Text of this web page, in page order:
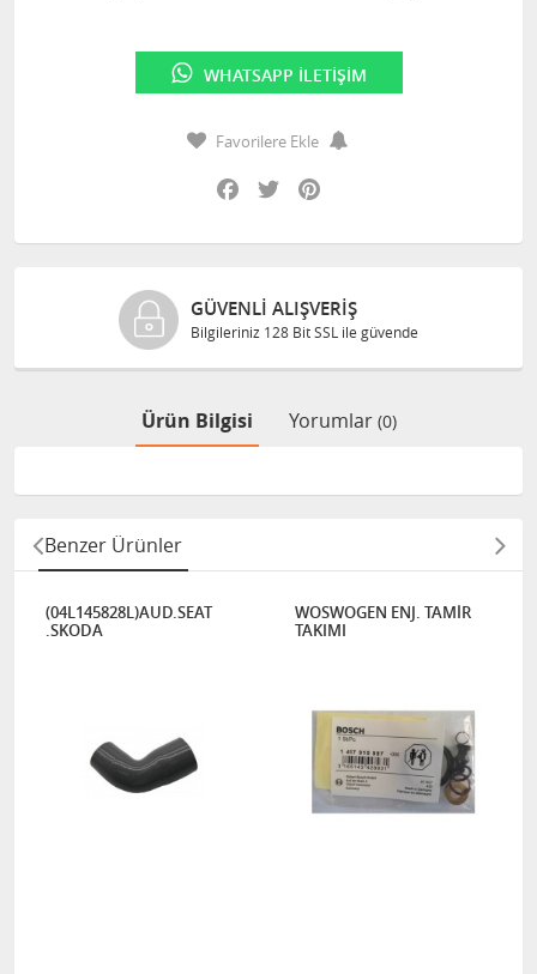
WHATSAPP İLETIŞIM
Favorilere Ekle
Facebook
Twitter
GÜVENLI ALIŞVERIŞ
Bilgileriniz 128 Bit SSL ile güvende
Ürün Bilgisi Yorumlar (0)
Benzer Ürünler
(04L145828L)AUD.SEAT
.SKODA
WOSWOGEN ENJ. TAMİR
TAKIMI